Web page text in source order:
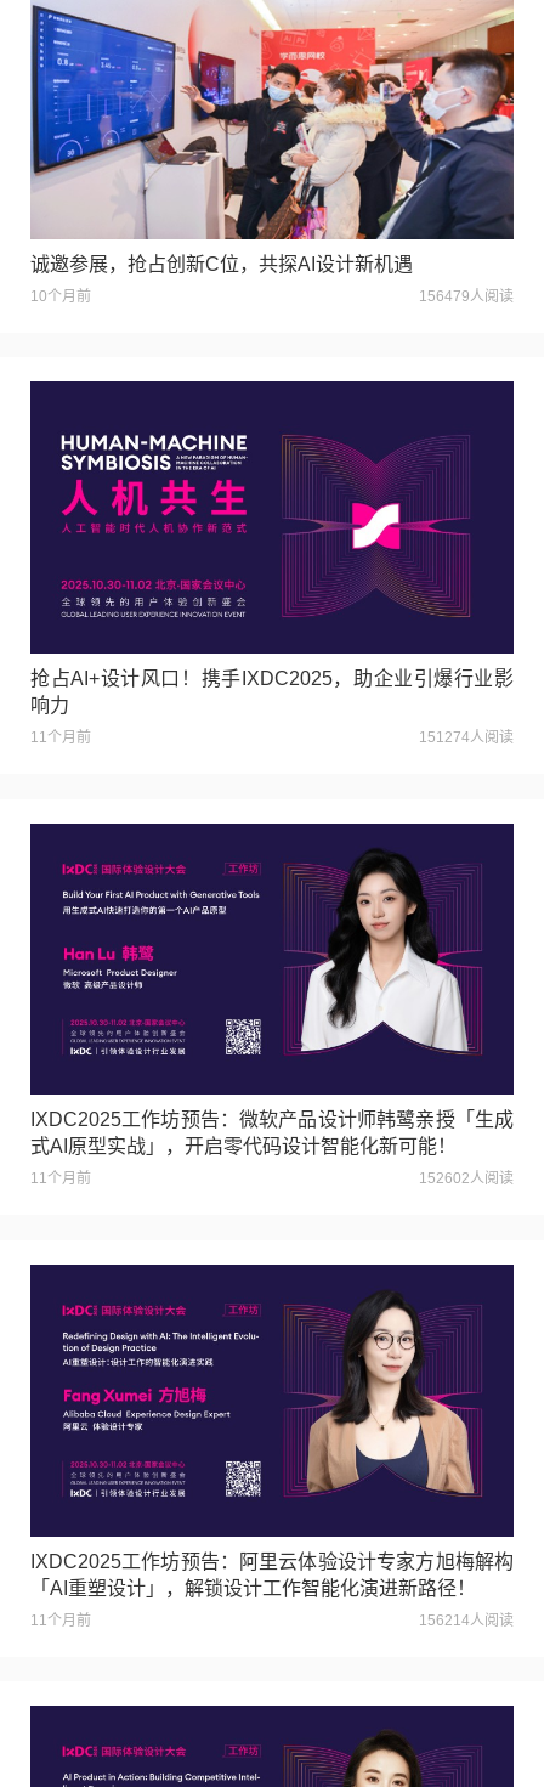
诚邀参展，抢占创新C位，共探AI设计新机遇
10个月前 156479人阅读
抢占AI+设计风口！携手IXDC2025，助企业引爆行业影
响力
11个月前 151274人阅读
IXDC2025工作坊预告：微软产品设计师韩鹭亲授「生成
式AI原型实战」，开启零代码设计智能化新可能！
11个月前 152602人阅读
IXDC2025工作坊预告：阿里云体验设计专家方旭梅解构
「AI重塑设计」，解锁设计工作智能化演进新路径！
11个月前 156214人阅读